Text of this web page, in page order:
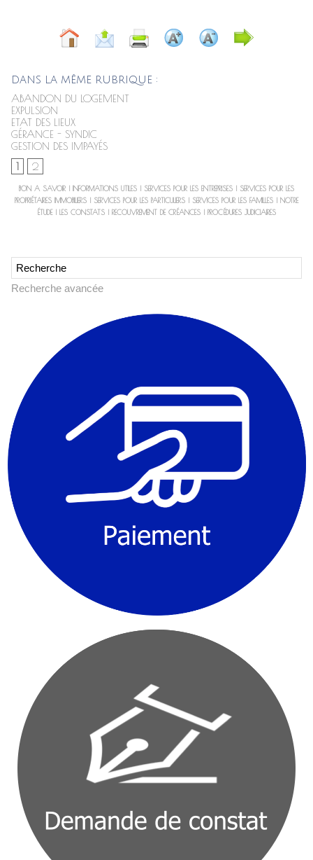
DANS LA MÊME RUBRIQUE :
ABANDON DU LOGEMENT
EXPULSION
ETAT DES LIEUX
GÉRANCE - SYNDIC
GESTION DES IMPAYÉS
1
2
BON A SAVOIR | INFORMATIONS UTILES | SERVICES POUR LES ENTREPRISES | SERVICES POUR LES
PROPRIÉTAIRES IMMOBILIERS | SERVICES POUR LES PARTICULIERS | SERVICES POUR LES FAMILLES | NOTRE
ÉTUDE | LES CONSTATS | RECOUVREMENT DE CRÉANCES | PROCÉDURES JUDICIAIRES
Recherche avancée